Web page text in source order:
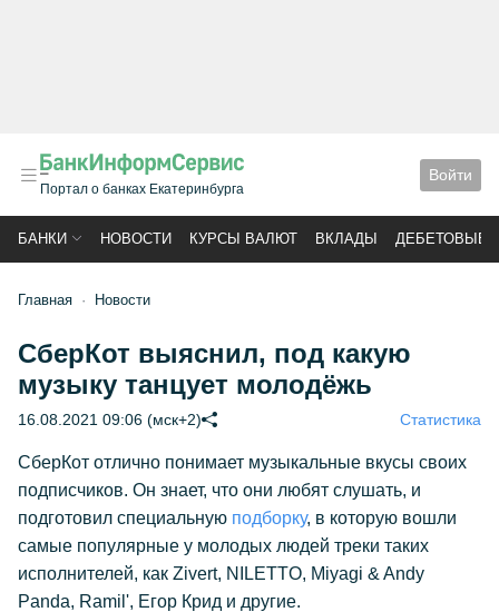
Портал о банках Екатеринбурга
Войти
БАНКИ НОВОСТИ КУРСЫ ВАЛЮТ ВКЛАДЫ ДЕБЕТОВЫЕ
Главная Новости
СберКот выяснил, под какую
музыку танцует молодёжь
16.08.2021 09:06 (мск+2) Статистика
СберКот отлично понимает музыкальные вкусы своих
подписчиков. Он знает, что они любят слушать, и
подготовил специальную подборку, в которую вошли
самые популярные у молодых людей треки таких
исполнителей, как Zivert, NILETTO, Miyagi & Andy
Panda, Ramil', Егор Крид и другие.